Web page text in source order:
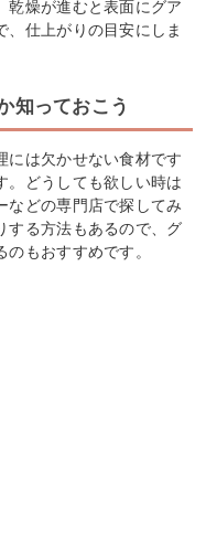
乾燥が進むと表面にグア
、仕上がりの目安にしま
知っておこう
には欠かせない食材です
。どうしても欲しい時は
などの専門店で探してみ
する方法もあるので、グ
もおすすめです。